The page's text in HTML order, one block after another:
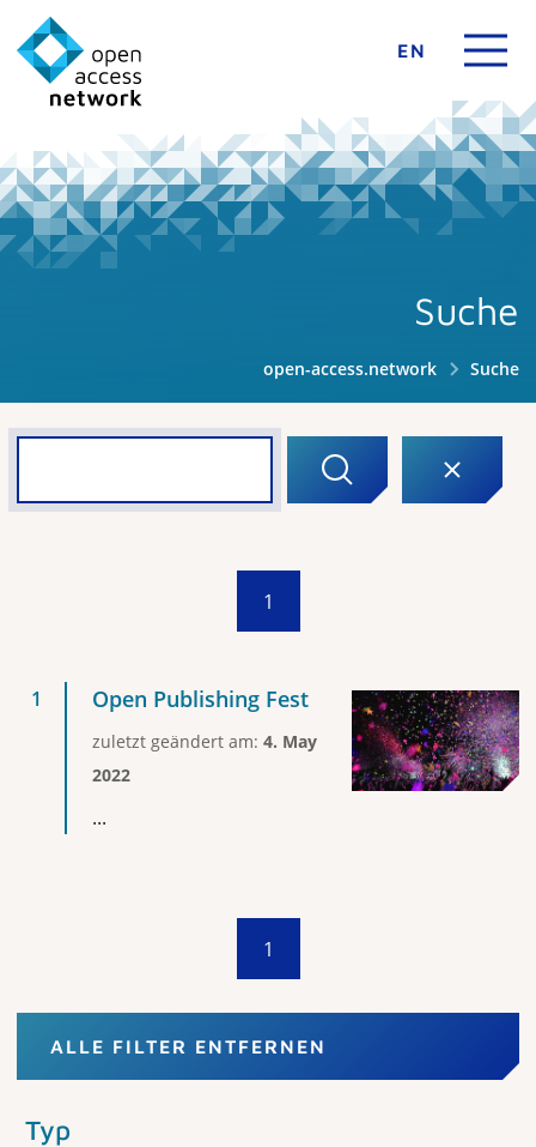
EN
Suche
open-access.network Suche
1
Open Publishing Fest
zuletzt geändert am: 4. May
2022
...
1
ALLE FILTER ENTFERNEN
Typ